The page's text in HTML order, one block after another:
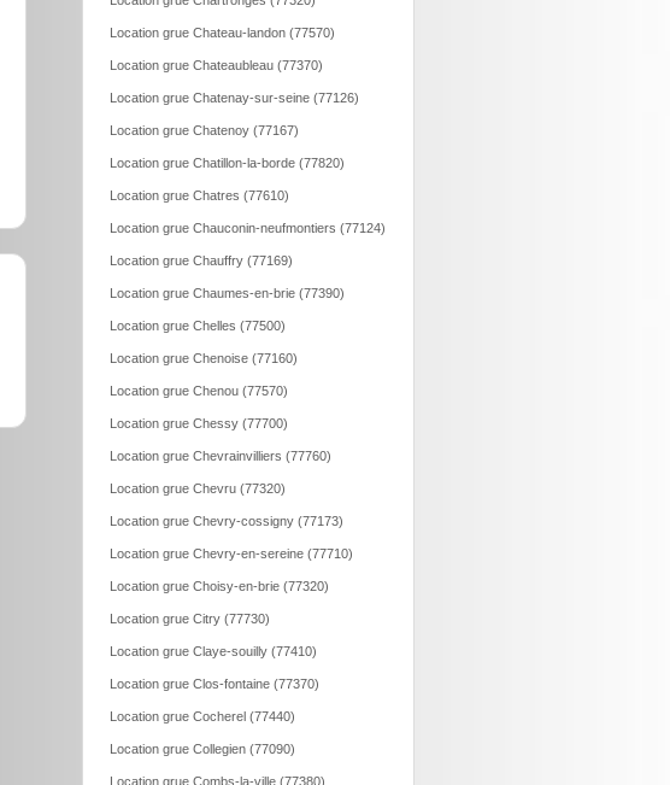
Location grue Chateau-landon (77570)
Location grue Chateaubleau (77370)
Location grue Chatenay-sur-seine (77126)
Location grue Chatenoy (77167)
Location grue Chatillon-la-borde (77820)
Location grue Chatres (77610)
Location grue Chauconin-neufmontiers (77124)
Location grue Chauffry (77169)
Location grue Chaumes-en-brie (77390)
Location grue Chelles (77500)
Location grue Chenoise (77160)
Location grue Chenou (77570)
Location grue Chessy (77700)
Location grue Chevrainvilliers (77760)
Location grue Chevru (77320)
Location grue Chevry-cossigny (77173)
Location grue Chevry-en-sereine (77710)
Location grue Choisy-en-brie (77320)
Location grue Citry (77730)
Location grue Claye-souilly (77410)
Location grue Clos-fontaine (77370)
Location grue Cocherel (77440)
Location grue Collegien (77090)
Location grue Combs-la-ville (77380)